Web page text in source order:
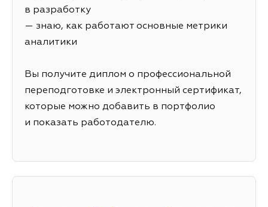
в разработку
— знаю, как работают основные метрики
аналитики
Вы получите диплом о профессиональной
переподготовке и электронный сертификат,
которые можно добавить в портфолио
и показать работодателю.